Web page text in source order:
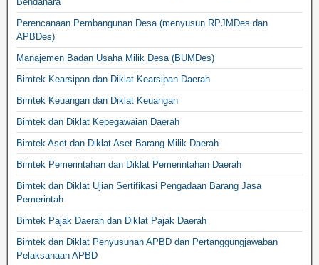
Perencanaan Pembangunan Desa (menyusun RPJMDes dan
APBDes)
Manajemen Badan Usaha Milik Desa (BUMDes)
Bimtek Kearsipan dan Diklat Kearsipan Daerah
Bimtek Keuangan dan Diklat Keuangan
Bimtek dan Diklat Kepegawaian Daerah
Bimtek Aset dan Diklat Aset Barang Milik Daerah
Bimtek Pemerintahan dan Diklat Pemerintahan Daerah
Bimtek dan Diklat Ujian Sertifikasi Pengadaan Barang Jasa
Pemerintah
Bimtek Pajak Daerah dan Diklat Pajak Daerah
Bimtek dan Diklat Penyusunan APBD dan Pertanggungjawaban
Pelaksanaan APBD